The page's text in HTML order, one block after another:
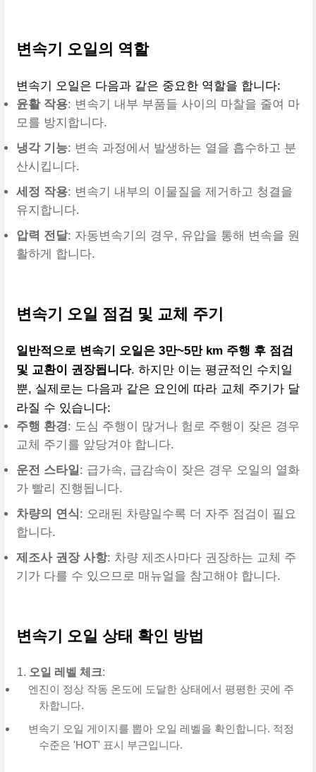
변속기 오일의 역할
변속기 오일은 다음과 같은 중요한 역할을 합니다:
윤활 작용: 변속기 내부 부품들 사이의 마찰을 줄여 마
모를 방지합니다.
냉각 기능: 변속 과정에서 발생하는 열을 흡수하고 분
산시킵니다.
세정 작용: 변속기 내부의 이물질을 제거하고 청결을
유지합니다.
압력 전달: 자동변속기의 경우, 유압을 통해 변속을 원
활하게 합니다.
변속기 오일 점검 및 교체 주기
일반적으로 변속기 오일은 3만~5만 km 주행 후 점검
및 교환이 권장됩니다. 하지만 이는 평균적인 수치일
뿐, 실제로는 다음과 같은 요인에 따라 교체 주기가 달
라질 수 있습니다:
주행 환경: 도심 주행이 많거나 험로 주행이 잦은 경우
교체 주기를 앞당겨야 합니다.
운전 스타일: 급가속, 급감속이 잦은 경우 오일의 열화
가 빨리 진행됩니다.
차량의 연식: 오래된 차량일수록 더 자주 점검이 필요
합니다.
제조사 권장 사항: 차량 제조사마다 권장하는 교체 주
기가 다를 수 있으므로 매뉴얼을 참고해야 합니다.
변속기 오일 상태 확인 방법
오일 레벨 체크:
엔진이 정상 작동 온도에 도달한 상태에서 평평한 곳에 주
차합니다.
변속기 오일 게이지를 뽑아 오일 레벨을 확인합니다. 적정
수준은 'HOT' 표시 부근입니다.